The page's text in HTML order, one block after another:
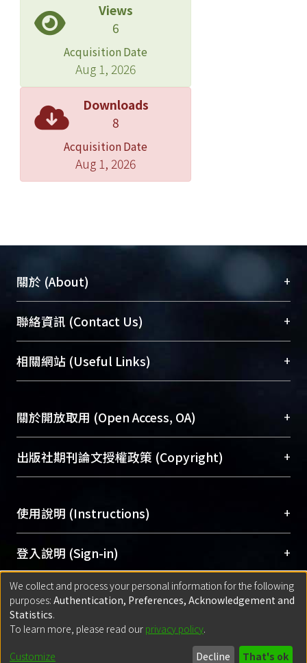
Views
6
Acquisition Date
Aug 1, 2026
Downloads
8
Acquisition Date
Aug 1, 2026
關於 (About) +
臺大位居世界頂尖大學之列，為永久珍藏及向國際
展現本校豐碩的研究成果及學術能量，圖書館整合
機構典藏（NTUR）與學術庫（AH）不同功能平
台，成為臺大學術典藏NTU scholars。期能整合研
成果。
To permanently archive and promote researcher
profiles and scholarly works, Library integrates the
services of “NTU Repository” with “Academic
聯絡資訊 (Contact Us) +
總館學科館員(Main Library)
醫學圖書館學科館員(Medical Library)
Sciences Library)
相關網站 (Useful Links) +
關於開放取用 (Open Access, OA) +
開放取用是從使用者角度提升資訊取用性的社會運
動，應用在學術研究上是透過將研究著作公開供使
用逐年攀升。同時可加速研究發展、提升研究影響
Archive）平台。 （點選深入了解OA）
出版社期刊論文授權政策 (Copyright) +
含部分內容的版權非匯入者所有，或由第三方贊
助與合作完成，請確認該版權所有者及第三方同
意提供此授權。
Please represent that the submission is your
original work, and that you have the right to
grant the rights to upload.
若欲上傳已出版的全文電子檔，可使用
policy finder
網站查詢，以確認出版單位之版權
使用說明 (Instructions) +
網站簡介(Quickstart Guide)
使用手冊(Instruction Manual)
線上預約服務(Booking Service)
登入說明 (Sign-in) +
方案一：臺灣大學計算機中心帳號登入
(With C&INC Email Account)
方案二：ORCID帳號登入(With ORCID)
匯入著作 (Submission) +
方案一：定期更新ORCID者，以ID匯入
for identifier (ORCID))
Built withDSpace-CRIS software
- Extension maintained and optimized
We collect and process your personal information for the following
purposes: Authentication, Preferences, Acknowledgement and
Statistics.
To learn more, please read our privacy policy.
Customize Decline That's ok